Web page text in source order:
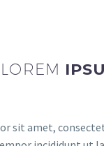
LOREM
sit amet,